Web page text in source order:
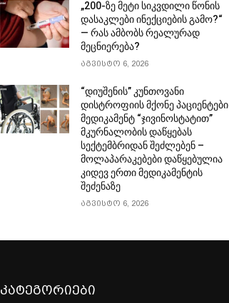
„200-ზე მეტი სიკვდილი წონის
დასაკლები ინექციების გამო?“
— რას ამბობს რეალურად
მეცნიერება?
აგვისტო 6, 2026
“დიუშენის” კუნთოვანი
დისტროფიის მქონე პაციენტები
მედიკამენტ “ჯივინოსტატით”
მკურნალობის დაწყებას
სექტემბრიდან შეძლებენ –
მოლაპარაკებები დაწყებულია
კიდევ ერთი მედიკამენტის
შეძენაზე
აგვისტო 6, 2026
კატეგორიები